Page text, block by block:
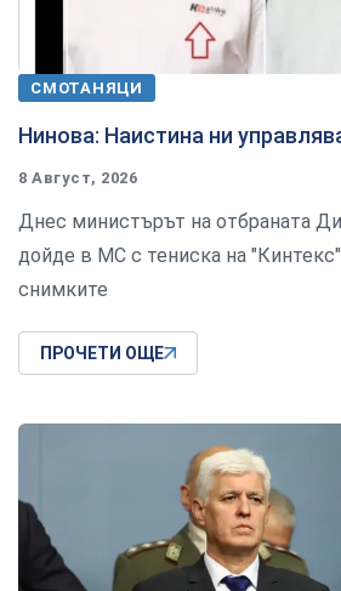
СМОТАНЯЦИ
Нинова: Наистина ни
8 Август, 2026
Днес министърът на отбраната
дойде в МС с тениска на
снимките
ПРОЧЕТИ ОЩЕ